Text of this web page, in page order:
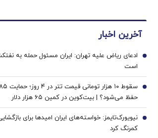
آخرین اخبار
ادعای ریاض علیه تهران: ایران مسئول حمله
است
1
حفظ می‌شود؟ | بیت‌کوین در کمین ۶۵ هزار دلار
2
نیویورک‌تایمز: خواسته‌های ایران امیدها برای
کمرنگ کرد
3